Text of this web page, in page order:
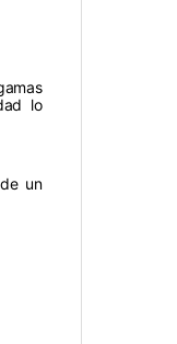
lo
un